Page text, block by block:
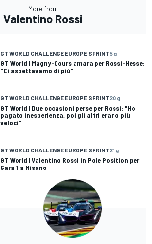
More from
Valentino Rossi
GT WORLD CHALLENGE EUROPE SPRINT5 g
GT World | Magny-Cours amara per Rossi-Hesse:
"Ci aspettavamo di più"
GT WORLD CHALLENGE EUROPE SPRINT20 g
GT World | Due occasioni perse per Rossi: "Ho
pagato inesperienza, poi gli altri erano più
veloci"
GT WORLD CHALLENGE EUROPE SPRINT21 g
GT World | Valentino Rossi in Pole Position per
Gara 1 a Misano